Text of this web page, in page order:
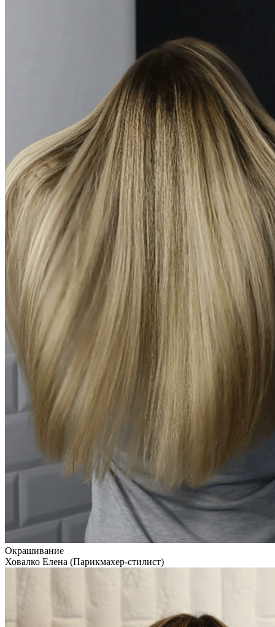
Окрашивание
Ховалко Елена (Парикмахер-стилист)